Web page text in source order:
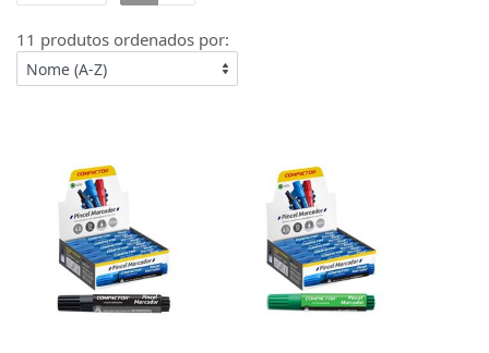
11 produtos ordenados por: